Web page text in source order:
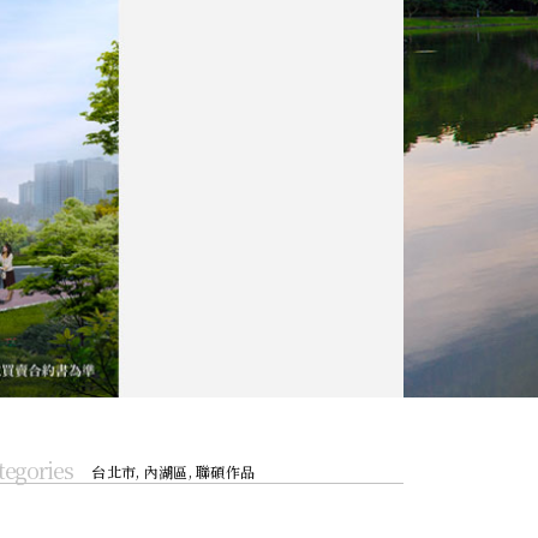
台北市, 內湖區, 聯碩作品